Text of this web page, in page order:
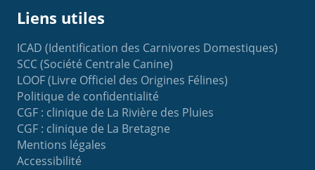
Liens utiles
ICAD (Identification des Carnivores Domestiques)
SCC (Société Centrale Canine)
LOOF (Livre Officiel des Origines Félines)
Politique de confidentialité
CGF : clinique de La Rivière des Pluies
CGF : clinique de La Bretagne
Mentions légales
Accessibilité